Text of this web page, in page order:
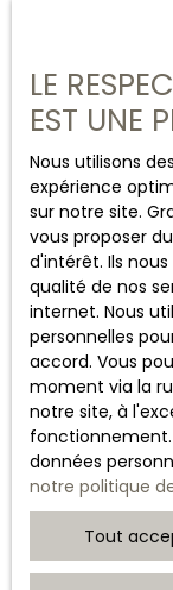
Liens
Le site peut
pointant vers
liens ne
un partenariat
sociétés
du présent site
leurs contenus,
éléments ou
présent site ne
continue du
Force
La
engagée en cas
indépendants de
LE
EST UNE
Nous utilisons
expérience
sur notre site.
vous proposer
d'intérêt. Ils
qualité de nos
internet. Nous
personnelles
accord. Vous
moment via la
notre site, à
fonctionnement.
données
notre politique
Tout